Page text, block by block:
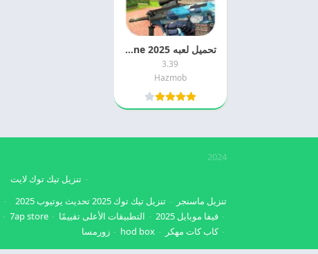
تحميل لعبه Special Ops FPS PvP Online 2025 مهكره اخر اصدار
3.39
Hazmob
2024
تنزيل ماسنجر تنزيل تيك توك 2025
تنزيل تيك توك لايت
تحديث يوتيوب 2025
فيفا موبايل 2025
التطبيقات الأعلى تقييمًا 7ap store
كاب كات مهكر
hod box زورمسا